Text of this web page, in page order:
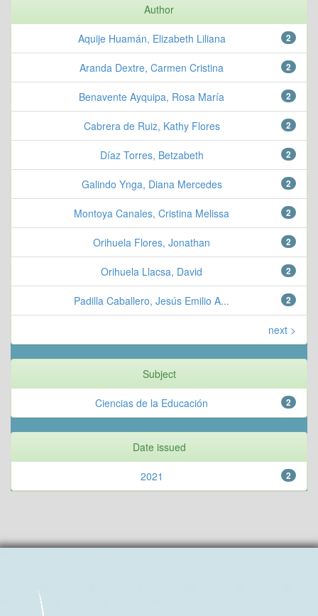
Author
2
Aquije Huamán, Elizabeth Liliana
2
Aranda Dextre, Carmen Cristina
2
Benavente Ayquipa, Rosa María
2
Cabrera de Ruiz, Kathy Flores
2
Díaz Torres, Betzabeth
2
Galindo Ynga, Diana Mercedes
2
Montoya Canales, Cristina Melissa
2
Orihuela Flores, Jonathan
2
Orihuela Llacsa, David
2
Padilla Caballero, Jesús Emilio A...
next >
Subject
2
Ciencias de la Educación
Date issued
2
2021